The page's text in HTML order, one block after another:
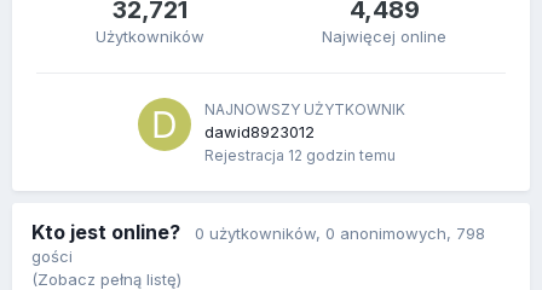
32,721
Użytkowników
4,489
Najwięcej online
NAJNOWSZY UŻYTKOWNIK
dawid8923012
Rejestracja 12 godzin temu
Kto jest online? 0 użytkowników, 0 anonimowych, 798
gości
(Zobacz pełną listę)